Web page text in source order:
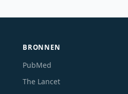
BRONNEN
PubMed
The Lancet